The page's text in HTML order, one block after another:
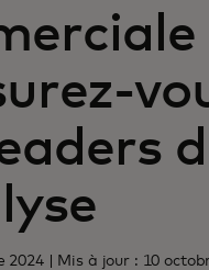
2024 | Mis à jour : 10